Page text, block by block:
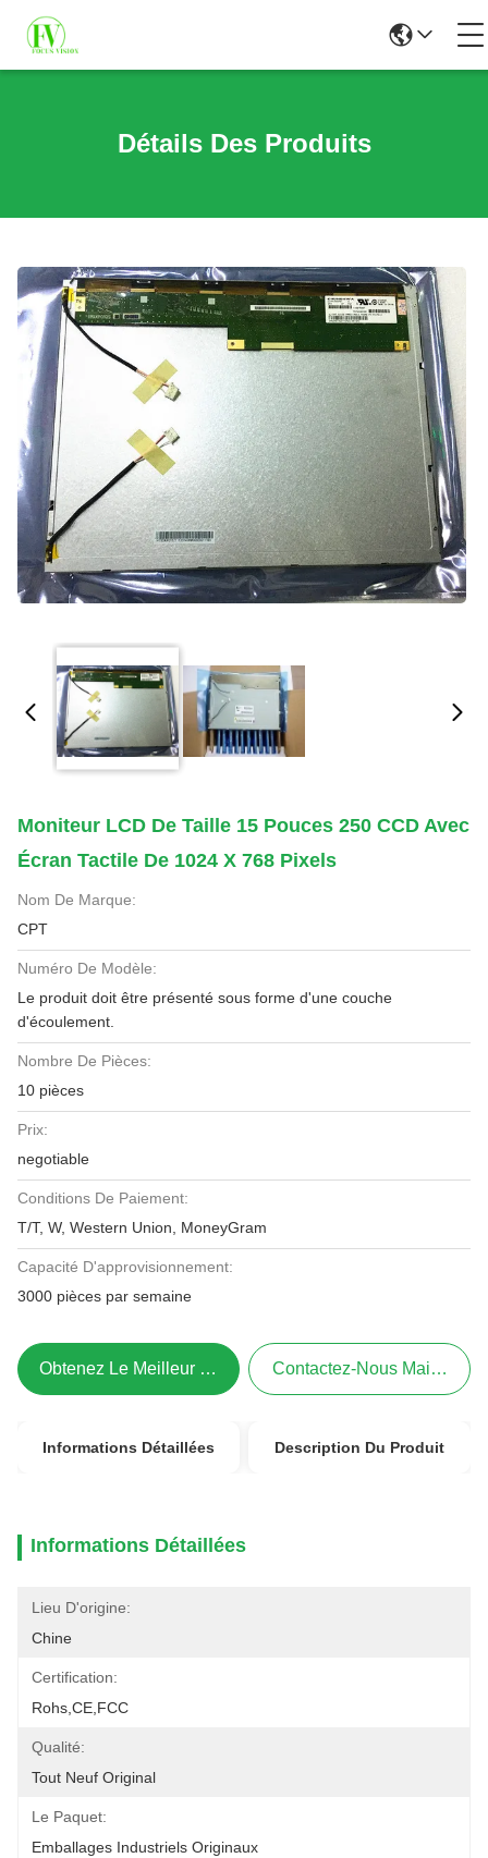
Détails Des Produits
Moniteur LCD De Taille 15 Pouces 250 CCD Avec
Écran Tactile De 1024 X 768 Pixels
Nom De Marque:
CPT
Numéro De Modèle:
Le produit doit être présenté sous forme d'une couche
d'écoulement.
Nombre De Pièces:
10 pièces
Prix:
negotiable
Conditions De Paiement:
T/T, W, Western Union, MoneyGram
Capacité D'approvisionnement:
3000 pièces par semaine
Obtenez Le Meilleur Prix Contactez-Nous Maintenant
Informations Détaillées Description Du Produit
Informations Détaillées
Lieu D'origine:
Chine
Certification:
Rohs,CE,FCC
Qualité:
Tout Neuf Original
Le Paquet:
Emballages Industriels Originaux